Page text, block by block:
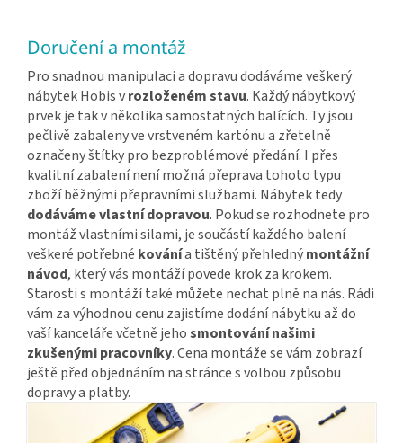
Doručení a montáž
Pro snadnou manipulaci a dopravu dodáváme veškerý
nábytek Hobis vrozloženém stavu. Každý nábytkový
prvek je tak v několika samostatných balících. Ty jsou
pečlivě zabaleny ve vrstveném kartónu a zřetelně
označeny štítky pro bezproblémové předání. I přes
kvalitní zabalení není možná přeprava tohoto typu
zboží běžnými přepravními službami. Nábytek tedy
dodáváme vlastní dopravou. Pokud se rozhodnete pro
montáž vlastními silami, je součástí každého balení
veškeré potřebné kovánía tištěný přehlednýmontážní
návod, který vás montáží povede krok za krokem.
Starosti s montáží také můžete nechat plně na nás. Rádi
vám za výhodnou cenu zajistíme dodání nábytku až do
vaší kanceláře včetně jehosmontování našimi
zkušenými pracovníky. Cena montáže se vám zobrazí
ještě před objednáním na stránce s volbou způsobu
dopravy a platby.